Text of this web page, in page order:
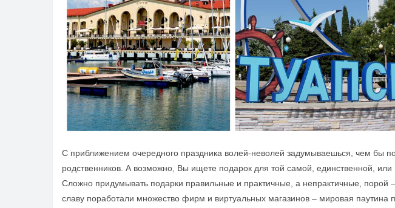
С приближением очередного праздника волей-неволей задумываешься, чем бы
родственников. А возможно, Вы ищете подарок для той самой, единственной,
Сложно придумывать подарки правильные и практичные, а непрактичные, порой
славу поработали множество фирм и виртуальных магазинов – мировая паутина